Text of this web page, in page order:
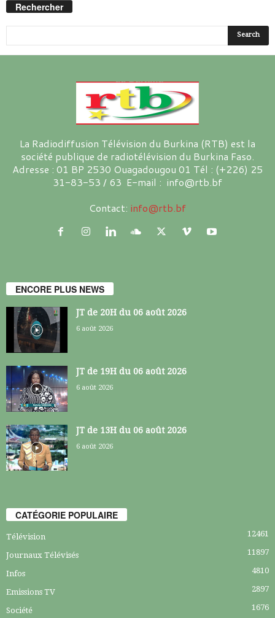
Rechercher
La Radiodiffusion Télévision du Burkina (RTB) est la
société publique de radiotélévision du Burkina Faso.
Adresse : 01 BP 2530 Ouagadougou 01 Tél : (+226) 25
31-83-53 / 63 E-mail : info@rtb.bf
Contact: info@rtb.bf
ENCORE PLUS NEWS
JT de 20H du 06 août 2026
6 août 2026
JT de 19H du 06 août 2026
6 août 2026
JT de 13H du 06 août 2026
6 août 2026
CATÉGORIE POPULAIRE
Télévision 12461
Journaux Télévisés 11897
Infos 4810
Emissions TV 2897
Société 1676